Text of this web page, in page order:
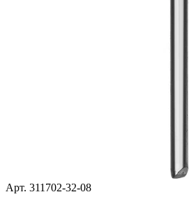
Арт. 311702-32-08